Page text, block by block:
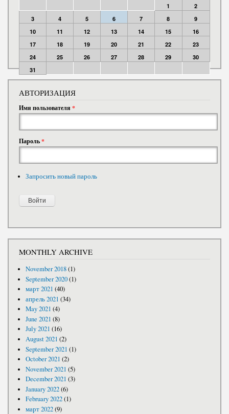
1
2
3
4 5 6 7 8
9
10
11 12 13 14 15
16
17
18 19 20 21 22
23
24
25 26 27 28 29
30
31
АВТОРИЗАЦИЯ
Имя пользователя *
Пароль*
Запросить новый пароль
MONTHLY ARCHIVE
November 2018(1)
September 2020(1)
март 2021 (40)
апрель 2021 (34)
May 2021 (4)
June 2021 (8)
July 2021 (16)
August 2021 (2)
September 2021 (1)
October 2021 (2)
November 2021 (5)
December 2021 (3)
January 2022(6)
February 2022(1)
март 2022(9)